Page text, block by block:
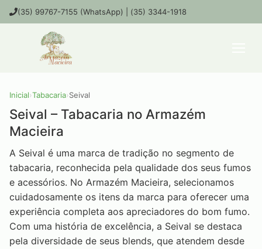
(35) 99767-7155 (WhatsApp) | (35) 3344-1918
Inicial›Tabacaria›Seival
Seival – Tabacaria no Armazém
Macieira
A Seival é uma marca de tradição no segmento de
tabacaria, reconhecida pela qualidade dos seus fumos
e acessórios. No Armazém Macieira, selecionamos
cuidadosamente os itens da marca para oferecer uma
experiência completa aos apreciadores do bom fumo.
Com uma história de excelência, a Seival se destaca
pela diversidade de seus blends, que atendem desde